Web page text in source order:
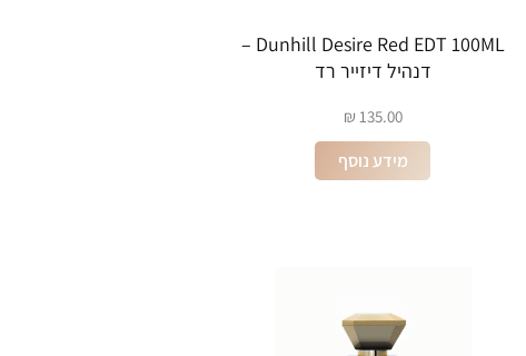
Dunhill Desire Red EDT 100ML –
דנהיל דיזייר רד
135.00
₪
מידע נוסף